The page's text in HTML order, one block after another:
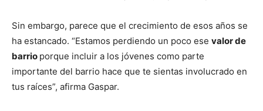
Sin embargo, parece que el crecimiento de esos años se
ha estancado. “Estamos perdiendo un poco ese valor de
barrio porque incluir a los jóvenes como parte
importante del barrio hace que te sientas involucrado en
tus raíces”, afirma Gaspar.